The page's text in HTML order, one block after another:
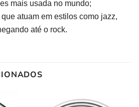
mais usada no mundo;
atuam em estilos como jazz,
até o rock.